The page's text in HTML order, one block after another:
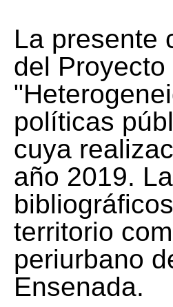
La presente
del
políticas
cuya
año 2019.
territorio
periurbano
Ensenada.